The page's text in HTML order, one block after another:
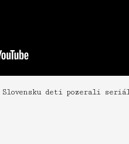
Slovensku deti pozerali